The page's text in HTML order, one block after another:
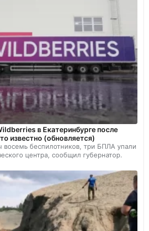
в Екатеринбурге после
известно (обновляется)
восемь беспилотников, три БПЛА упали
центра, сообщил губернатор.